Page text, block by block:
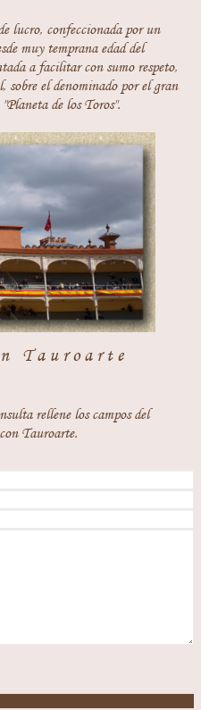
lucro, confeccionada por un
muy temprana edad del
a facilitar con sumo respeto,
el denominado por el gran
de los Toros".
Tauroarte
rellene los campos del
Tauroarte.